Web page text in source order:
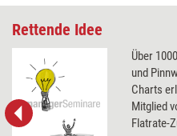
Rettende Idee
Über
und
Charts
Mitglied
Flatrate-